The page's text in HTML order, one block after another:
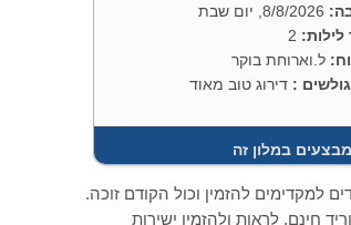
8/8/2026, יום שבת
ל.וארוחת בוקר
גולשים : דירוג טוב מאוד
במלון זה
למקדימים להזמין וכול הקודם זוכה.
חינם, לראות ולהזמין ישירות